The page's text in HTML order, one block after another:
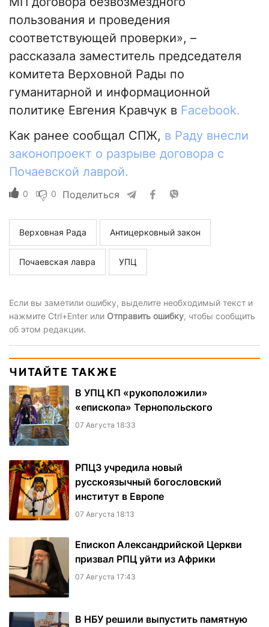
пользования и проведения
соответствующей проверки», –
рассказала заместитель председателя
комитета Верховной Рады по
гуманитарной и информационной
политике Евгения Кравчук в Facebook.
Как ранее сообщал СПЖ, в Раду внесли
законопроект о разрыве договора с
Почаевской лаврой.
0 0 Поделиться
Верховная Рада Антицерковный закон
Почаевская лавра УПЦ
Если вы заметили ошибку, выделите необходимый текст и
нажмите Ctrl+Enter или Отправить ошибку, чтобы сообщить
об этом редакции.
ЧИТАЙТЕ ТАКЖЕ
В УПЦ КП «рукоположили»
«епископа» Тернопольского
07 Августа 18:33
РПЦЗ учредила новый
русскоязычный богословский
институт в Европе
07 Августа 18:13
Епископ Александрийской Церкви
призвал РПЦ уйти из Африки
07 Августа 17:43
В НБУ решили выпустить памятную